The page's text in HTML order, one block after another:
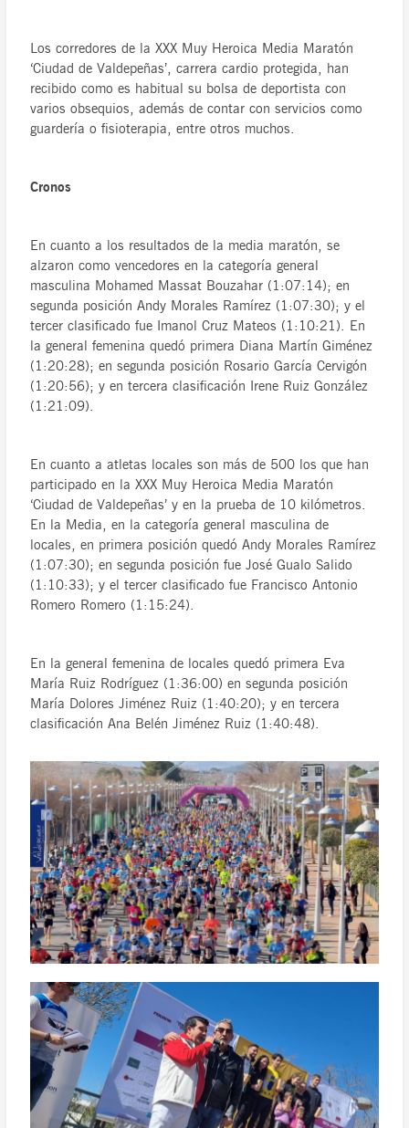
Los corredores de la XXX Muy Heroica Media Maratón
‘Ciudad de Valdepeñas’, carrera cardio protegida, han
recibido como es habitual su bolsa de deportista con
varios obsequios, además de contar con servicios como
guardería o fisioterapia, entre otros muchos.
Cronos
En cuanto a los resultados de la media maratón, se
alzaron como vencedores en la categoría general
masculina Mohamed Massat Bouzahar (1:07:14); en
segunda posición Andy Morales Ramírez (1:07:30); y el
tercer clasificado fue Imanol Cruz Mateos (1:10:21). En
la general femenina quedó primera Diana Martín Giménez
(1:20:28); en segunda posición Rosario García Cervigón
(1:20:56); y en tercera clasificación Irene Ruiz González
(1:21:09).
En cuanto a atletas locales son más de 500 los que han
participado en la XXX Muy Heroica Media Maratón
‘Ciudad de Valdepeñas’ y en la prueba de 10 kilómetros.
En la Media, en la categoría general masculina de
locales, en primera posición quedó Andy Morales Ramírez
(1:07:30); en segunda posición fue José Gualo Salido
(1:10:33); y el tercer clasificado fue Francisco Antonio
Romero Romero (1:15:24).
En la general femenina de locales quedó primera Eva
María Ruiz Rodríguez (1:36:00) en segunda posición
María Dolores Jiménez Ruiz (1:40:20); y en tercera
clasificación Ana Belén Jiménez Ruiz (1:40:48).